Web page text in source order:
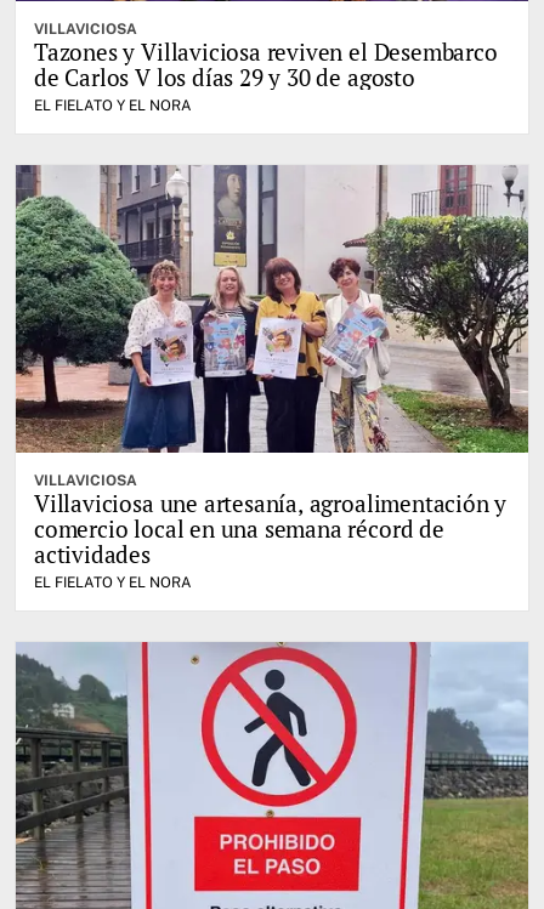
VILLAVICIOSA
Tazones y Villaviciosa reviven el Desembarco
de Carlos V los días 29 y 30 de agosto
EL FIELATO Y EL NORA
VILLAVICIOSA
Villaviciosa une artesanía, agroalimentación y
comercio local en una semana récord de
actividades
EL FIELATO Y EL NORA